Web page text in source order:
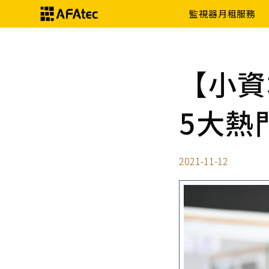
監視器月租服務
【小
5大熱
2021-11-12